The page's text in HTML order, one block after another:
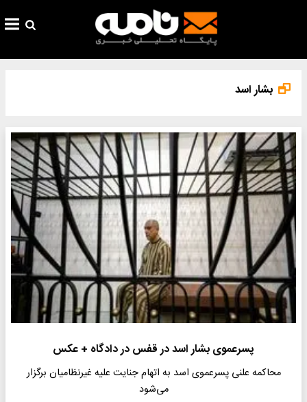
بشار اسد
پسرعموی بشار اسد در قفس در دادگاه + عکس
محاکمه علنی پسرعموی اسد به اتهام جنایت علیه غیرنظامیان برگزار
می‌شود